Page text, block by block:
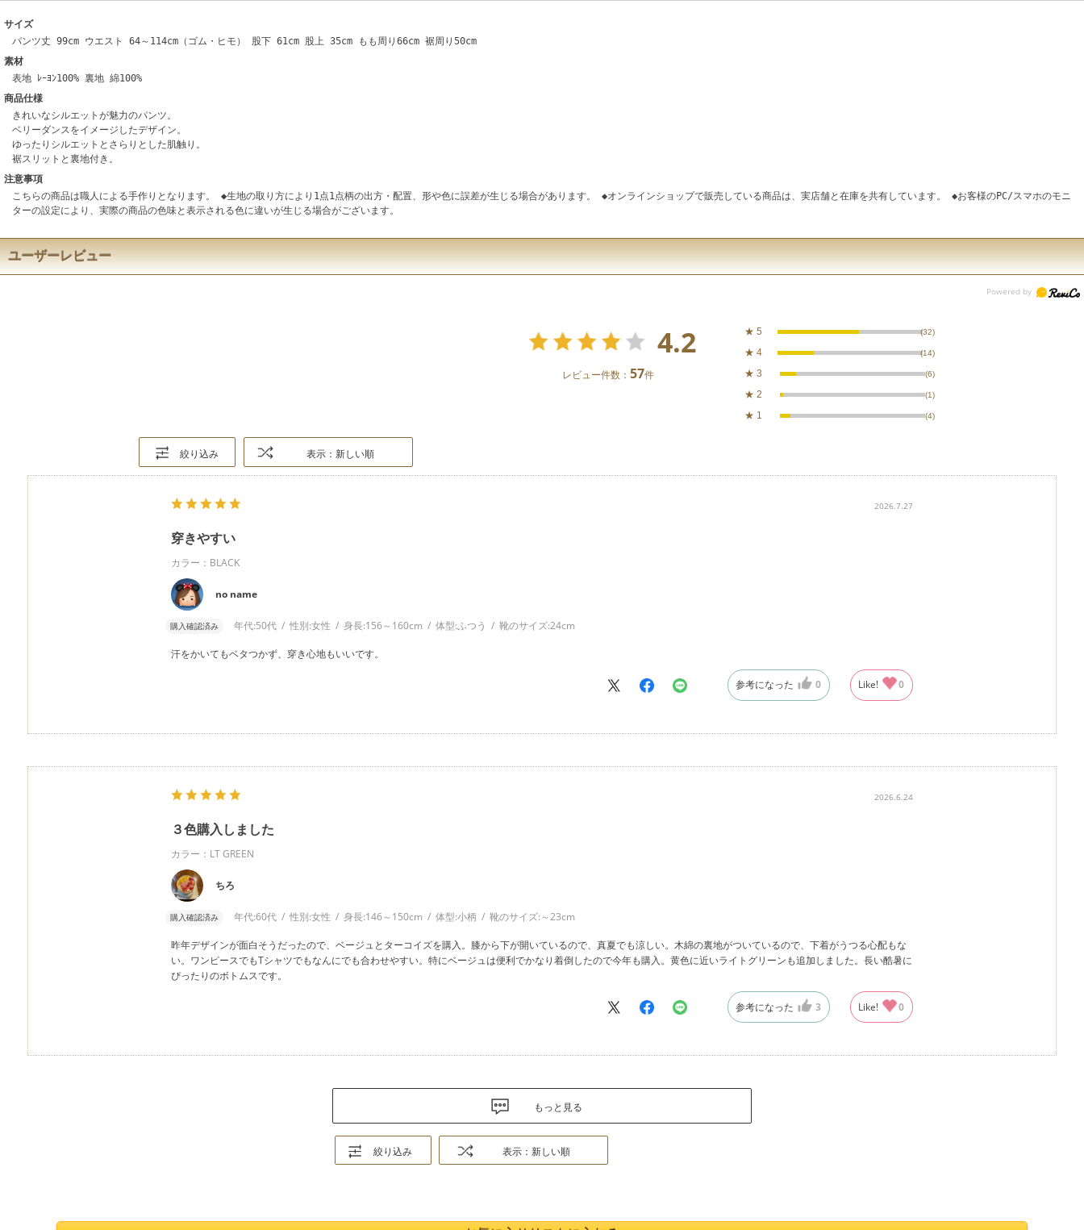
サイズ
パンツ丈 99cm ウエスト 64～114cm（ゴム・ヒモ） 股下 61cm 股上 35cm もも周り66cm 裾周り50cm
素材
表地 ﾚｰﾖﾝ100% 裏地 綿100%
商品仕様
きれいなシルエットが魅力のパンツ。
ベリーダンスをイメージしたデザイン。
ゆったりシルエットとさらりとした肌触り。
裾スリットと裏地付き。
注意事項
こちらの商品は職人による手作りとなります。 ◆生地の取り方により1点1点柄の出方・配置、形や色に誤差が生じる場合があります。 ◆オンラインショップで販売している商品は、実店舗と在庫を共有しています。 ◆お客様のPC/スマホのモニ
ターの設定により、実際の商品の色味と表示される色に違いが生じる場合がございます。
ユーザーレビュー
4.2
レビュー件数： 57件
★ 5 (32)
★ 4 (14)
★ 3 (6)
★ 2 (1)
★ 1 (4)
絞り込み 表示：新しい順
2026.7.27
穿きやすい
カラー：BLACK
no name
購入確認済み 年代:50代 性別:女性 身長:156～160cm 体型:ふつう 靴のサイズ:24cm
汗をかいてもベタつかず、穿き心地もいいです。
参考になった 0 Like! 0
2026.6.24
３色購入しました
カラー：LT GREEN
ちろ
購入確認済み 年代:60代 性別:女性 身長:146～150cm 体型:小柄 靴のサイズ:～23cm
昨年デザインが面白そうだったので、ベージュとターコイズを購入。膝から下が開いているので、真夏でも涼しい。木綿の裏地がついているので、下着がうつる心配もな
い。ワンピースでもTシャツでもなんにでも合わせやすい。特にベージュは便利でかなり着倒したので今年も購入。黄色に近いライトグリーンも追加しました。長い酷暑に
ぴったりのボトムスです。
参考になった 3 Like! 0
もっと見る
絞り込み 表示：新しい順